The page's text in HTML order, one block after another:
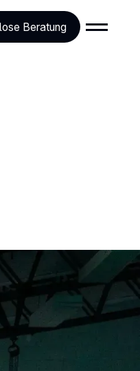
Beratung